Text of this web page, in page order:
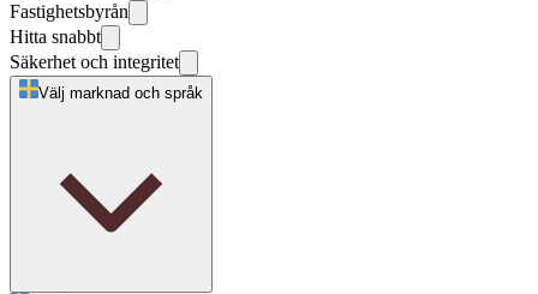
Fastighetsbyrån
Hitta snabbt
Säkerhet och integritet
Välj marknad och språk